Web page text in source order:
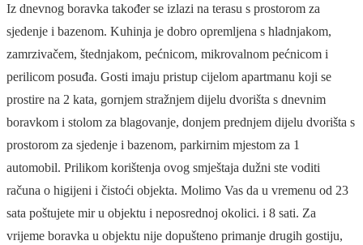
Iz dnevnog boravka također se izlazi na terasu s prostorom za
sjedenje i bazenom. Kuhinja je dobro opremljena s hladnjakom,
zamrzivačem, štednjakom, pećnicom, mikrovalnom pećnicom i
perilicom posuđa. Gosti imaju pristup cijelom apartmanu koji se
prostire na 2 kata, gornjem stražnjem dijelu dvorišta s dnevnim
boravkom i stolom za blagovanje, donjem prednjem dijelu dvorišta s
prostorom za sjedenje i bazenom, parkirnim mjestom za 1
automobil. Prilikom korištenja ovog smještaja dužni ste voditi
računa o higijeni i čistoći objekta. Molimo Vas da u vremenu od 23
sata poštujete mir u objektu i neposrednoj okolici. i 8 sati. Za
vrijeme boravka u objektu nije dopušteno primanje drugih gostiju,